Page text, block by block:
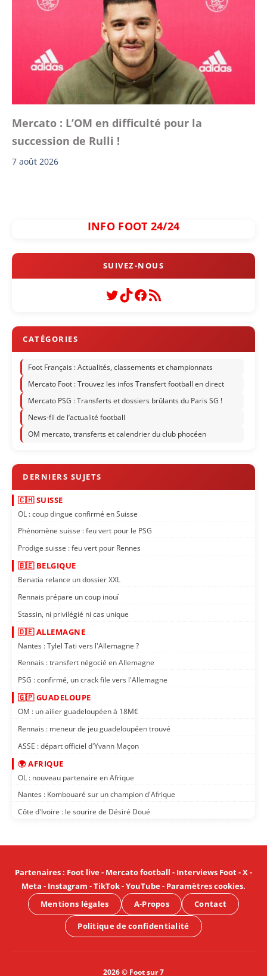
Mercato : L’OM en difficulté pour la
succession de Rulli !
7 août 2026
INFO FOOT 24/24
Twitter
TikTok
Facebook
Flux RSS
Foot Français : Actualités, classements et championnats
Mercato Foot : Trouvez les infos Transfert football en direct
Mercato PSG : Transferts et dossiers brûlants du Paris SG !
News-fil de l’actualité football
OM mercato, transferts et calendrier du club phocéen
🇨🇭 SUISSE
OL : coup dingue confirmé en Suisse
Phénomène suisse : feu vert pour le PSG
Prodige suisse : feu vert pour Rennes
🇧🇪 BELGIQUE
Benatia relance un dossier XXL
Rennais prépare un coup inouï
Stassin, ni privilégié ni cas unique
🇩🇪 ALLEMAGNE
Nantes : Tylel Tati vers l'Allemagne ?
Rennais : transfert négocié en Allemagne
PSG : confirmé, un crack file vers l'Allemagne
🇬🇵 GUADELOUPE
OM : un ailier guadeloupéen à 18M€
Rennais : meneur de jeu guadeloupéen trouvé
ASSE : départ officiel d'Yvann Maçon
🌍 AFRIQUE
OL : nouveau partenaire en Afrique
Nantes : Kombouaré sur un champion d'Afrique
Côte d'Ivoire : le sourire de Désiré Doué
Partenaires: Foot live- Mercato football - Interviews Foot-X-
Meta - Instagram -TikTok-YouTube- Paramètres cookies.
Mentions légales
A-Propos Contact
Politique de confidentialité
2026 © Foot sur 7